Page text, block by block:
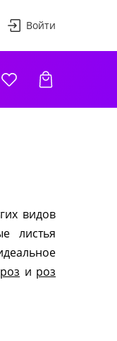
Войти
видов
листья
и роз